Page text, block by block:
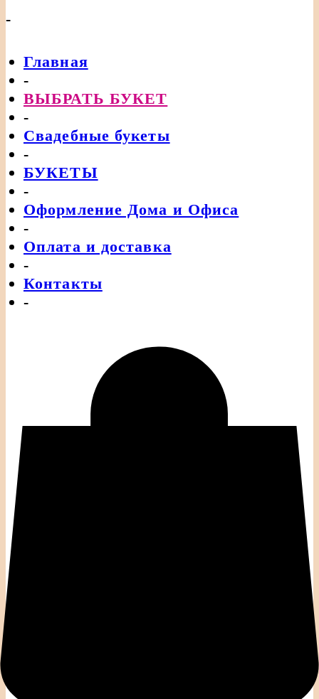
-
Главная
-
ВЫБРАТЬ БУКЕТ
-
Свадебные букеты
-
БУКЕТЫ
-
Оформление Дома и Офиса
-
Оплата и доставка
-
Контакты
-